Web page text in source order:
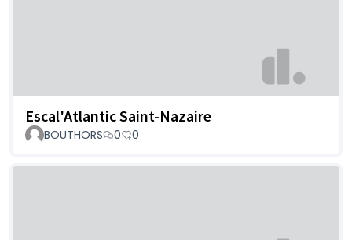
Escal'Atlantic Saint-Nazaire
BOUTHORS 0 0